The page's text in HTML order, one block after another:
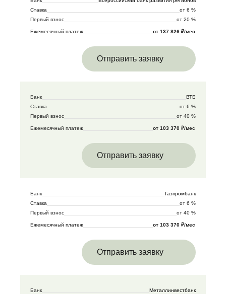
Ставка
от 6 %
Первый взнос
от 20 %
Ежемесячный платеж от 137 826 ₽/мес
Отправить заявку
Банк
ВТБ
Ставка
от 6 %
Первый взнос
от 40 %
Ежемесячный платеж от 103 370 ₽/мес
Отправить заявку
Банк
Газпромбанк
Ставка
от 6 %
Первый взнос
от 40 %
Ежемесячный платеж от 103 370 ₽/мес
Отправить заявку
Банк
Металлинвестбанк